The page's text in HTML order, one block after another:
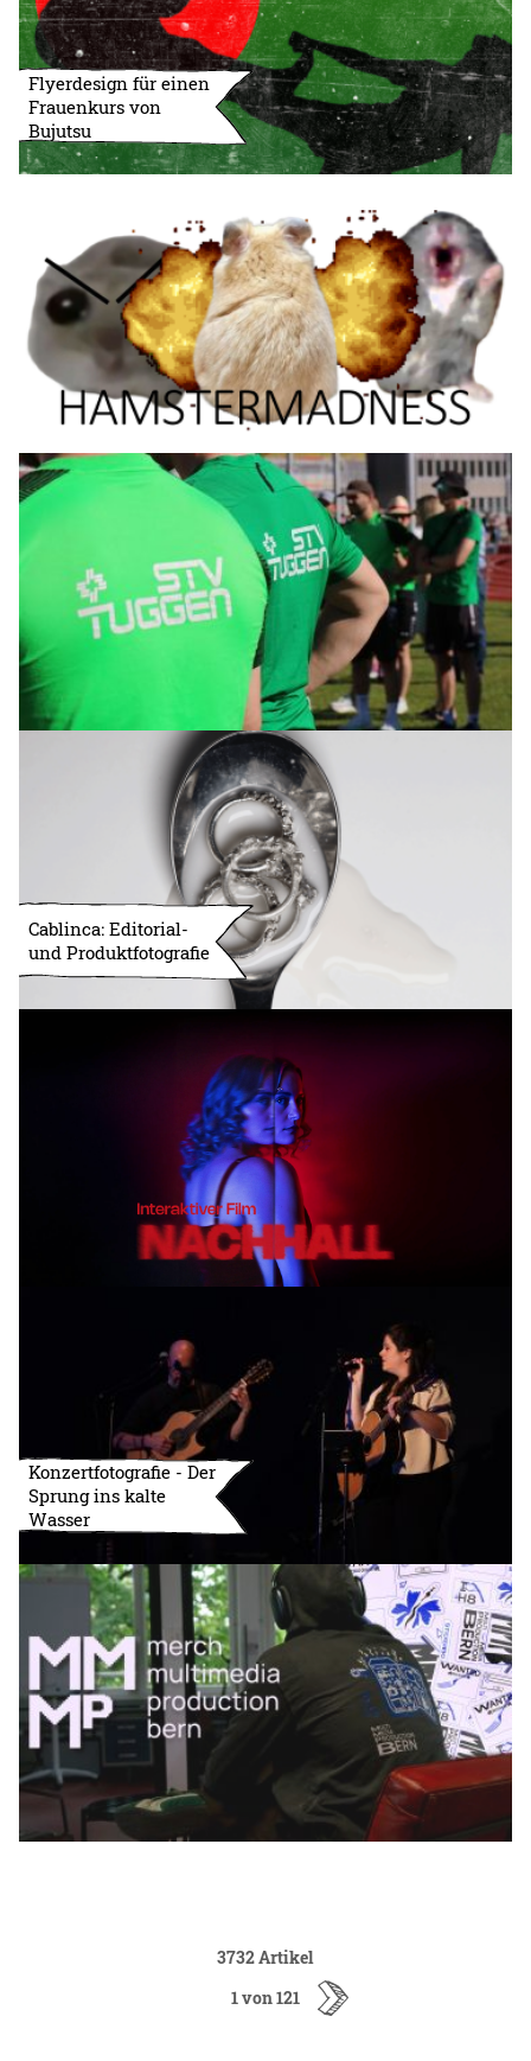
Flyerdesign für einen
Frauenkurs von
Bujutsu
Cablinca: Editorial-
und Produktfotografie
Konzertfotografie - Der
Sprung ins kalte
Wasser
3732 Artikel
1 von 121